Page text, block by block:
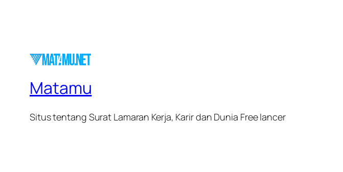
Matamu
Situs tentang Surat Lamaran Kerja, Karir dan Dunia Free lancer